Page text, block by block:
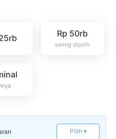
Rp 50rb
sering dipilih
Pilih ▾